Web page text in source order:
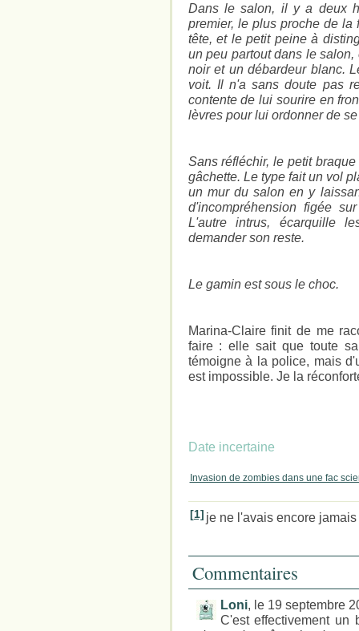
Dans le salon, il y a deux
premier, le plus proche de
tête, et le petit peine à
un peu partout dans le
noir et un débardeur blanc.
voit. Il n'a sans doute pas
contente de lui sourire en
lèvres pour lui ordonner de
Sans réfléchir, le petit
gâchette. Le type fait un vol
un mur du salon en y
d'incompréhension figée
L'autre intrus, écarquille
demander son reste.
Le gamin est sous le choc.
Marina-Claire finit de me
faire : elle sait que toute
témoigne à la police, mais
est impossible. Je la
Date incertaine
Invasion de zombies dans une fac
[1] je ne l'avais encore
Commentaires
Loni, le 19 septembre
C'est effectivement un